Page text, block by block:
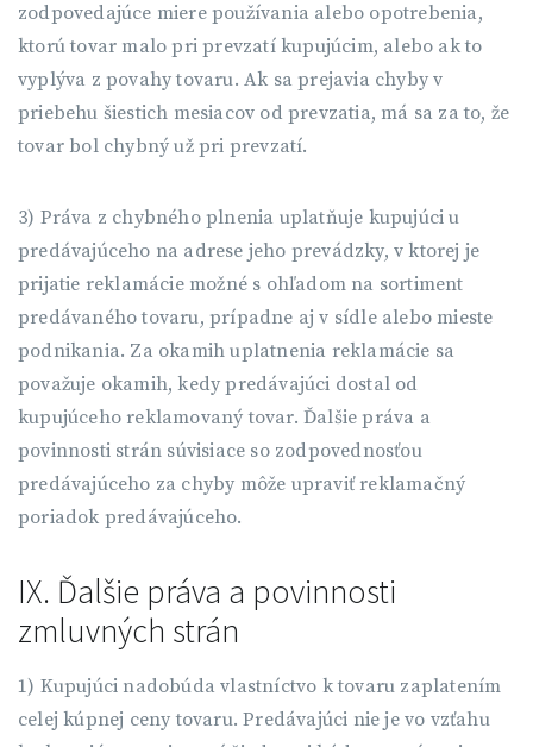
zodpovedajúce miere používania alebo opotrebenia,
ktorú tovar malo pri prevzatí kupujúcim, alebo ak to
vyplýva z povahy tovaru. Ak sa prejavia chyby v
priebehu šiestich mesiacov od prevzatia, má sa za to, že
tovar bol chybný už pri prevzatí.
3) Práva z chybného plnenia uplatňuje kupujúci u
predávajúceho na adrese jeho prevádzky, v ktorej je
prijatie reklamácie možné s ohľadom na sortiment
predávaného tovaru, prípadne aj v sídle alebo mieste
podnikania. Za okamih uplatnenia reklamácie sa
považuje okamih, kedy predávajúci dostal od
kupujúceho reklamovaný tovar. Ďalšie práva a
povinnosti strán súvisiace so zodpovednosťou
predávajúceho za chyby môže upraviť reklamačný
poriadok predávajúceho.
IX. Ďalšie práva a povinnosti
zmluvných strán
1) Kupujúci nadobúda vlastníctvo k tovaru zaplatením
celej kúpnej ceny tovaru. Predávajúci nie je vo vzťahu